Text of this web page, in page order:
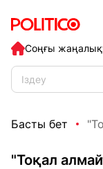
Соңғы
Басты бет
"Тоқал